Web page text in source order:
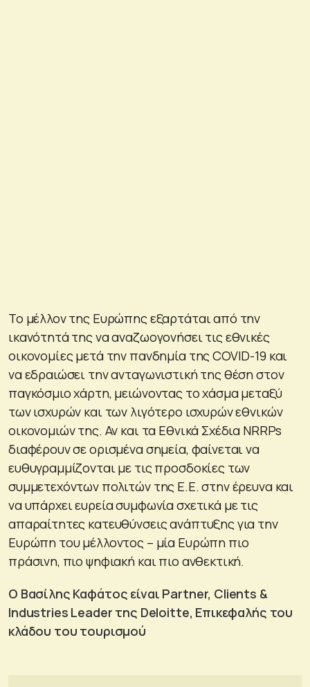
Το μέλλον της Ευρώπης εξαρτάται από την
ικανότητά της να αναζωογονήσει τις εθνικές
οικονομίες μετά την πανδημία της COVID-19 και
να εδραιώσει την ανταγωνιστική της θέση στον
παγκόσμιο χάρτη, μειώνοντας το χάσμα μεταξύ
των ισχυρών και των λιγότερο ισχυρών εθνικών
οικονομιών της. Αν και τα Εθνικά Σχέδια NRRPs
διαφέρουν σε ορισμένα σημεία, φαίνεται να
ευθυγραμμίζονται με τις προσδοκίες των
συμμετεχόντων πολιτών της Ε.Ε. στην έρευνα και
να υπάρχει ευρεία συμφωνία σχετικά με τις
απαραίτητες κατευθύνσεις ανάπτυξης για την
Ευρώπη του μέλλοντος – μία Ευρώπη πιο
πράσινη, πιο ψηφιακή και πιο ανθεκτική.
Ο Βασίλης Καφάτος είναι Partner, Clients &
Industries Leader της Deloitte, Επικεφαλής του
κλάδου του τουρισμού